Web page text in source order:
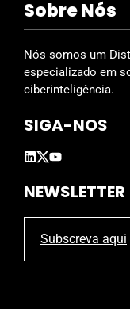
e
l
d
e
m
t
.
Sobre Nós
Nós somos um
especializado em
ciberinteligência.
SIGA-NOS
NEWSLETTER
Subscreva aqui